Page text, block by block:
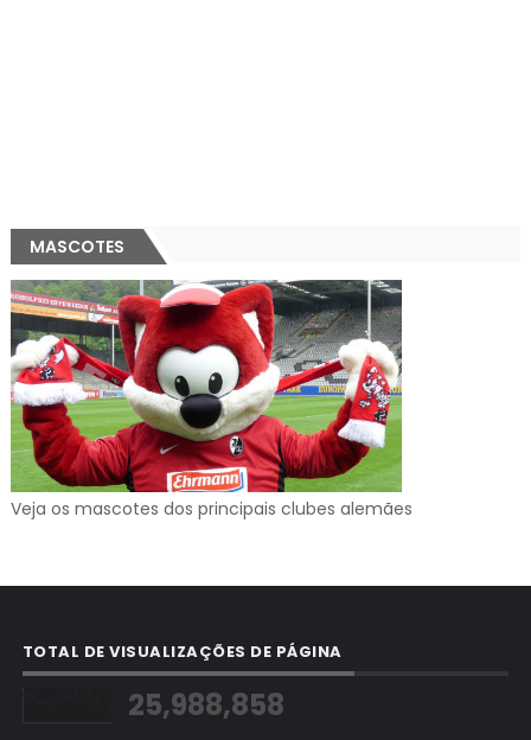
MASCOTES
Veja os mascotes dos principais clubes alemães
TOTAL DE VISUALIZAÇÕES DE PÁGINA
25,988,858